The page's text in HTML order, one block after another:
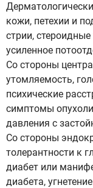
кожи, петехии и
стрии,
усиленное
Со стороны
утомляемость,
психические
симптомы
давления с
Со стороны
толерантности к
диабет или
диабета,